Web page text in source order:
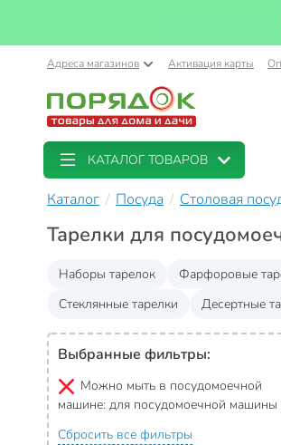
Адреса магазинов Активация карты
КАТАЛОГ ТОВАРОВ
Каталог Посуда Столовая
Тарелки для
Наборы тарелок Фарфоровые
Стеклянные тарелки
Десертные
Выбранные фильтры:
Можно мыть в посудомоечной
машине: для посудомоечной машины
Сбросить все фильтры